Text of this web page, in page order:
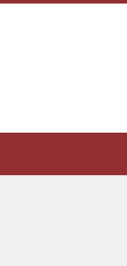
Aller
PRINCIPALE